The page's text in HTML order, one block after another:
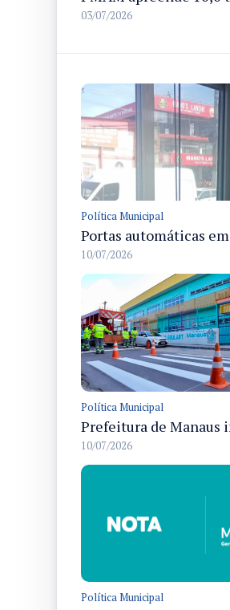
03/07/2026
Política Municipal
10/07/2026
Política Municipal
10/07/2026
Política Municipal